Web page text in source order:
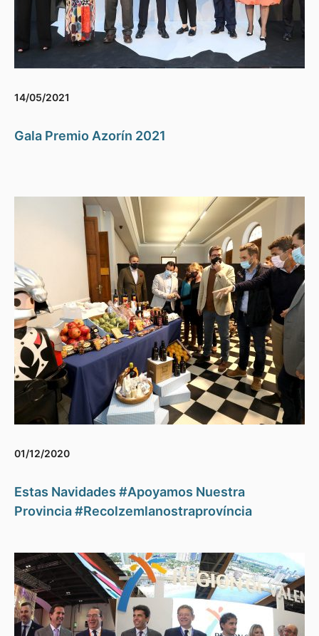
14/05/2021
Gala Premio Azorín 2021
01/12/2020
Estas Navidades #Apoyamos Nuestra
Provincia #Recolzemlanostraprovíncia